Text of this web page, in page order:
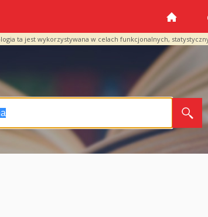
ta jest wykorzystywana w celach funkcjonalnych,